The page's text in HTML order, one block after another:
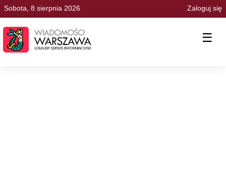
Sobota, 8 sierpnia 2026 Zaloguj się
☰